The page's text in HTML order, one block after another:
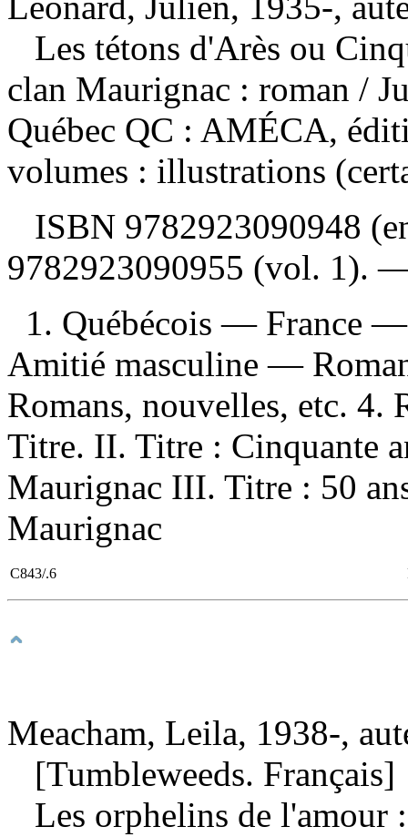
Les tétons d'Arès ou
clan Maurignac : roman /
Québec QC : AMÉCA,
volumes : illustrations
ISBN 9782923090948
9782923090955 (vol. 1).
1. Québécois — France
Amitié masculine —
Romans, nouvelles, etc.
Titre. II. Titre : Cinquante
Maurignac III. Titre : 50
Maurignac
C843/.6
Meacham, Leila, 1938-,
[Tumbleweeds. Français]
Les orphelins de l'amour